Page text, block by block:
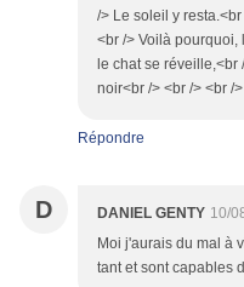
/> Le soleil y
<br /> Voilà pourquoi,
le chat se réveille,<br
noir<br /> <br /> <br /
Répondre
D DANIEL GENTY 10/
Moi j'aurais du mal à
tant et sont capables